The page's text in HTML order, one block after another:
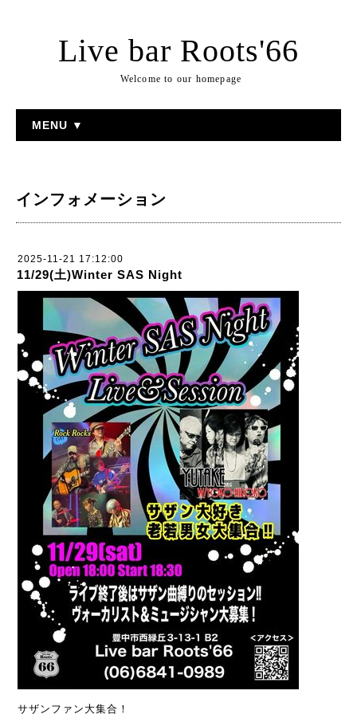
Live bar Roots'66
Welcome to our homepage
MENU ▼
インフォメーション
2025-11-21 17:12:00
11/29(土)Winter SAS Night
サザンファン大集合！